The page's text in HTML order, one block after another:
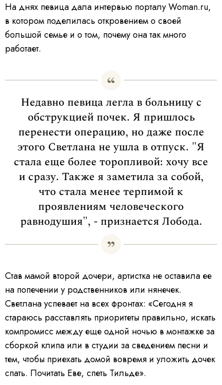
На днях певица дала интервью порталу Woman.ru,
в котором поделилась откровением о своей
большой семье и о том, почему она так много
работает.
Недавно певица легла в больницу с
обструкцией почек. Я пришлось
перенести операцию, но даже после
этого Светлана не ушла в отпуск. "Я
стала еще более торопливой: хочу все
и сразу. Также я заметила за собой,
что стала менее терпимой к
проявлениям человеческого
равнодушия", - признается Лобода.
Став мамой второй дочери, артистка не оставила ее
на попечении у родственников или нянечек.
Светлана успевает на всех фронтах: «Сегодня я
стараюсь расставлять приоритеты правильно, искать
компромисс между еще одной ночью в монтажке за
сборкой клипа или в студии за сведением песни и
тем, чтобы приехать домой вовремя и уложить дочек
спать. Почитать Еве, спеть Тильде».